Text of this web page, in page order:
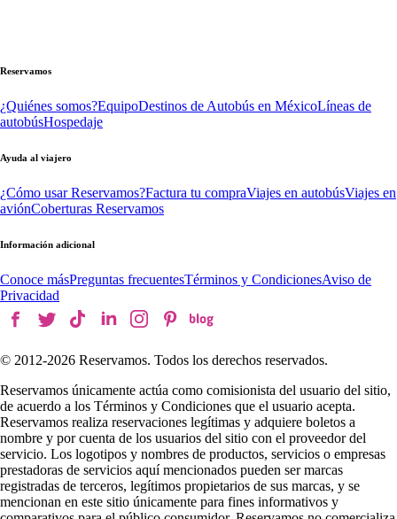
Reservamos
¿Quiénes somos?EquipoDestinos de Autobús en MéxicoLíneas de
autobúsHospedaje
Ayuda al viajero
¿Cómo usar Reservamos?Factura tu compraViajes en autobúsViajes en
aviónCoberturas Reservamos
Información adicional
Conoce másPreguntas frecuentesTérminos y CondicionesAviso de
Privacidad
© 2012-2026 Reservamos. Todos los derechos reservados.
Reservamos únicamente actúa como comisionista del usuario del sitio,
de acuerdo a los Términos y Condiciones que el usuario acepta.
Reservamos realiza reservaciones legítimas y adquiere boletos a
nombre y por cuenta de los usuarios del sitio con el proveedor del
servicio. Los logotipos y nombres de productos, servicios o empresas
prestadoras de servicios aquí mencionados pueden ser marcas
registradas de terceros, legítimos propietarios de sus marcas, y se
mencionan en este sitio únicamente para fines informativos y